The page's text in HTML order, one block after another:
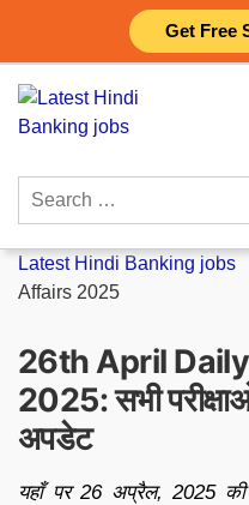
Get Free
content
Search
Latest Hindi Banking jobs
Affairs 2025
26th April
2025: सभी
अपडेट
यहाँ पर 26 अप्रैल, 2025